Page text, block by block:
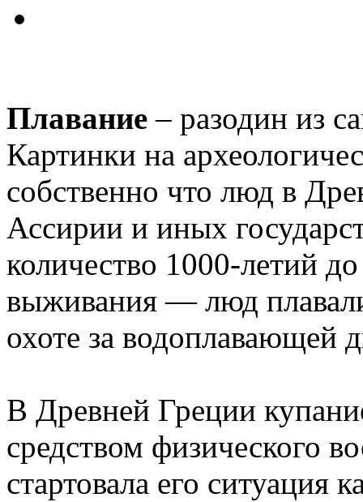
Плавание – разодин из
Картинки на
собственно что люд в
Ассирии и иных
количество 1000-летий
выживания — люд
охоте за водоплавающей
В ​Древней Греции​
средством ​физического
стартовала его ситуация